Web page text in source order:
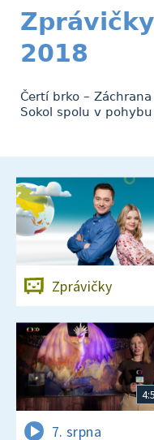
2018
Čertí brko –
Sokol spolu v pohybu
Zprávičky
7. srpna